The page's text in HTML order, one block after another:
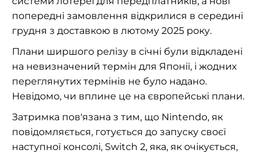
попередні замовлення відкрилися в середині
грудня з доставкою в лютому 2025 року.
Плани ширшого релізу в січні були відкладені
на невизначений термін для Японії, і жодних
переглянутих термінів не було надано.
Невідомо, чи вплине це на європейські плани.
Затримка пов'язана з тим, що Nintendo, як
повідомляється, готується до запуску своєї
наступної консолі, Switch 2, яка, як очікується,